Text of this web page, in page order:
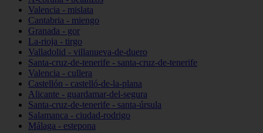
Valencia - mislata
Cantabria - miengo
Granada - gor
La-rioja - tirgo
Valladolid - villanueva-de-duero
Santa-cruz-de-tenerife - santa-cruz-de-tenerife
Valencia - cullera
Castellón - castelló-de-la-plana
Alicante - guardamar-del-segura
Santa-cruz-de-tenerife - santa-úrsula
Salamanca - ciudad-rodrigo
Málaga - estepona